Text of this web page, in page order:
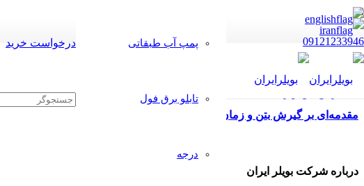
09121233946 پمپ آب طبقاتی
تابلو برق فول
درجه
درخواست خرید
مقدمه‌ای بر گیرش بتن و زمان آن
درباره شرکت بویلر ایران